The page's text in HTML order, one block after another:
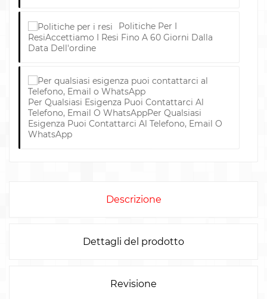
Politiche Per I
ResiAccettiamo I Resi Fino A 60 Giorni Dalla
Data Dell'ordine
Per Qualsiasi Esigenza Puoi Contattarci Al
Telefono, Email O WhatsAppPer Qualsiasi
Esigenza Puoi Contattarci Al Telefono, Email O
WhatsApp
Descrizione
Dettagli del prodotto
Revisione